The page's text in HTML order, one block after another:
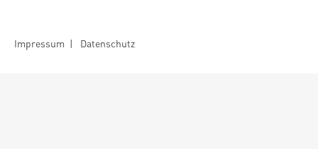
Impressum | Datenschutz